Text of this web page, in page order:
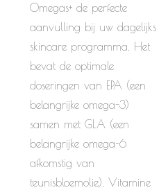
Omegas+ de perfecte
aanvulling bij uw dagelijks
skincare programma. Het
bevat de optimale
doseringen van EPA (een
belangrijke omega-3)
samen met GLA (een
belangrijke omega-6
afkomstig van
teunisbloemolie). Vitamine